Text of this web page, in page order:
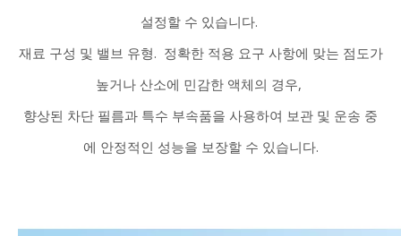
설정할 수 있습니다.
재료 구성 및 밸브 유형. 정확한 적용 요구 사항에 맞는 점도가
높거나 산소에 민감한 액체의 경우,
향상된 차단 필름과 특수 부속품을 사용하여 보관 및 운송 중
에 안정적인 성능을 보장할 수 있습니다.